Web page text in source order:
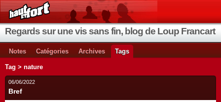
Regards sur une vis sans fin, blog de Loup Francart
Notes Catégories Archives Tags
Tag > nature
06/06/2022
Bref